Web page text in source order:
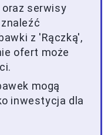
serwisy
z 'Rączką',
ofert może
mogą
inwestycja dla